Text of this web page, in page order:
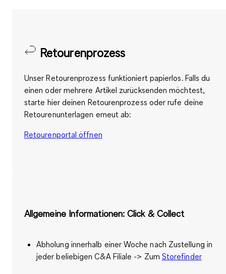
Retourenprozess
Unser Retourenprozess funktioniert papierlos. Falls du
einen oder mehrere Artikel zurücksenden möchtest,
starte hier deinen Retourenprozess oder rufe deine
Retourenunterlagen erneut ab:
Retourenportal öffnen
Allgemeine Informationen: Click & Collect
Abholung innerhalb einer Woche nach Zustellung in
jeder beliebigen C&A Filiale -> Zum Storefinder